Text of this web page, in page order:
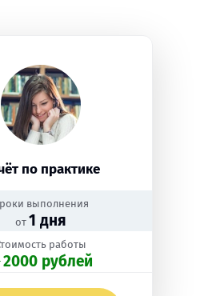
по практике
выполнения
от 1 дня
работы
2000 рублей